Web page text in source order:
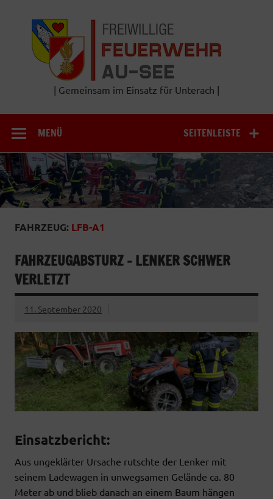
springen
| Gemeinsam im Einsatz für Unterach |
SEITENLEISTE
MENÜ
FAHRZEUG: LFB-A1
FAHRZEUGABSTURZ – LENKER SCHWER
VERLETZT
11. September 2020
Einsatzbericht:
Aus ungeklärter Ursache rutschte der Lenker mit
seinem Ladewagen in unwegsamen Gelände ca. 80
Meter ab und blieb danach an einem Baum hängen